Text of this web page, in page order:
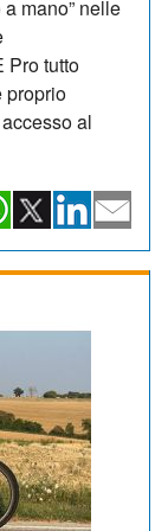
mano” nelle
Pro tutto
proprio
al